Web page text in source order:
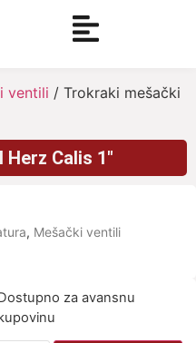
ventili / Trokraki mešački
Calis 1″
, Mešački ventili
za avansnu